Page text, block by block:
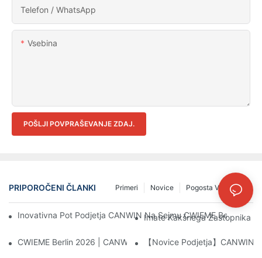
Telefon / WhatsApp
Vsebina
POŠLJI POVPRAŠEVANJE ZDAJ.
PRIPOROČENI ČLANKI Pogosta Vprašanja
Novice
Primeri
Inovativna Pot Podjetja CANWIN Na Sejmu CWIEME Berlin
Imate Kakšnega Zastopnika V
CWIEME Berlin 2026 | CANWIN Center Za Obdelavo Velikih
【Novice Podjetja】